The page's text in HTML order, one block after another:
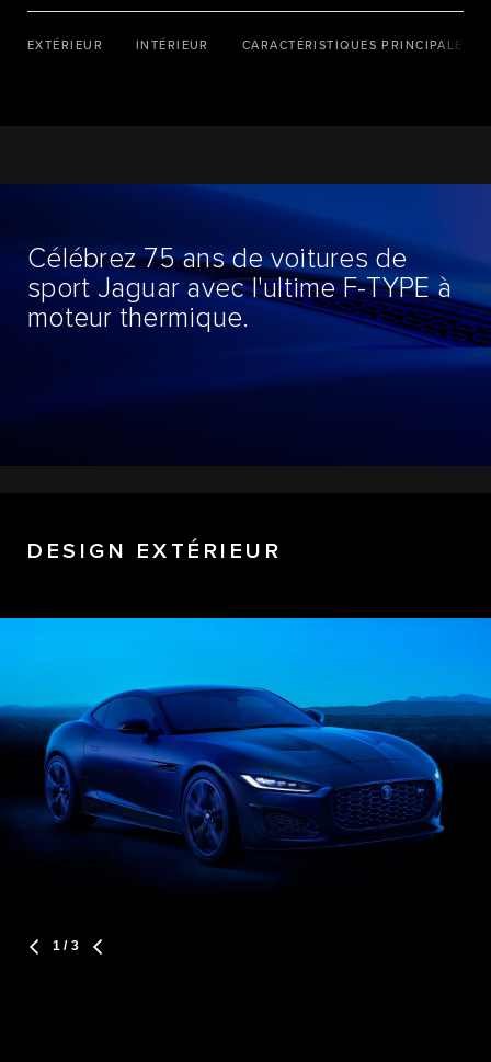
EXTÉRIEUR INTÉRIEUR CARACTÉRISTIQUES PRINCIPALES
Célébrez 75 ans de voitures de
sport Jaguar avec l'ultime F-TYPE à
moteur thermique.
DESIGN EXTÉRIEUR
1 / 3